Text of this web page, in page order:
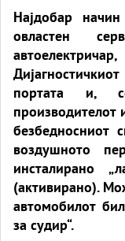
Најдобар
овластен
портата и,
производителот
безбедносниот
воздушното
инсталирано
(активирано).
автомобилот
за судир“.